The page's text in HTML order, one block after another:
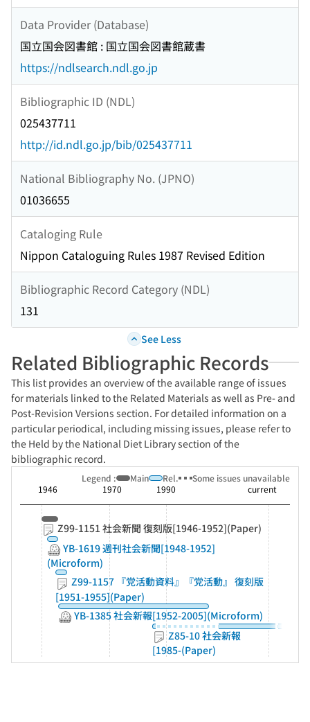
Data Provider (Database)
国立国会図書館 : 国立国会図書館蔵書
https://ndlsearch.ndl.go.jp
Bibliographic ID (NDL)
025437711
http://id.ndl.go.jp/bib/025437711
National Bibliography No. (JPNO)
01036655
Cataloging Rule
Nippon Cataloguing Rules 1987 Revised Edition
Bibliographic Record Category (NDL)
131
See Less
Related Bibliographic Records
This list provides an overview of the available range of issues
for materials linked to the Related Materials as well as Pre- and
Post-Revision Versions section. For detailed information on a
particular periodical, including missing issues, please refer to
the Held by the National Diet Library section of the
bibliographic record.
Legend : Main Rel.
Some issues unavailable
1946
1970 1990 current
Z99-1151 社会新聞 復刻版[1946-1952](Paper)
YB-1619 週刊社会新聞[1948-1952]
(Microform)
Z99-1157 『党活動資料』『党活動』 復刻版
[1951-1955](Paper)
YB-1385 社会新報[1952-2005](Microform)
Z85-10 社会新報
[1985-(Paper)